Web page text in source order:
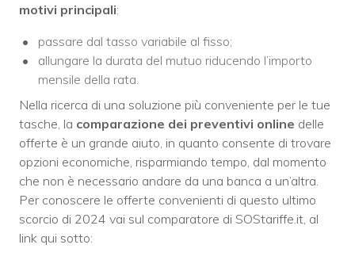
motivi principali:
passare dal tasso variabile al fisso;
allungare la durata del mutuo riducendo l’importo
mensile della rata.
Nella ricerca di una soluzione più conveniente per le tue
tasche, la comparazione dei preventivi online delle
offerte è un grande aiuto, in quanto consente di trovare
opzioni economiche, risparmiando tempo, dal momento
che non è necessario andare da una banca a un’altra.
Per conoscere le offerte convenienti di questo ultimo
scorcio di 2024 vai sul comparatore di SOStariffe.it, al
link qui sotto: